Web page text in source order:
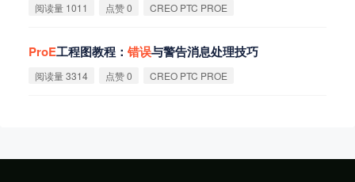
阅读量 1011 点赞 0 CREO PTC PROE
ProE工程图教程： 错误与警告消息处理技巧
阅读量 3314 点赞 0 CREO PTC PROE